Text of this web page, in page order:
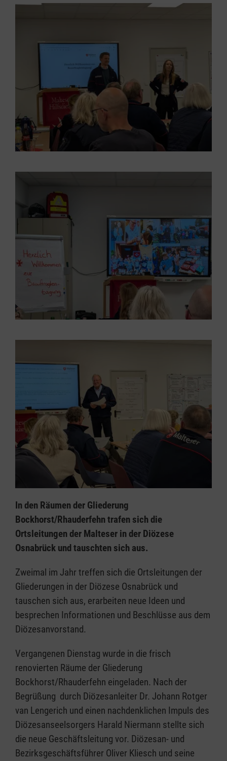
In den Räumen der Gliederung
Bockhorst/Rhauderfehn trafen sich die
Ortsleitungen der Malteser in der Diözese
Osnabrück und tauschten sich aus.
Zweimal im Jahr treffen sich die Ortsleitungen der
Gliederungen in der Diözese Osnabrück und
tauschen sich aus, erarbeiten neue Ideen und
besprechen Informationen und Beschlüsse aus dem
Diözesanvorstand.
Vergangenen Dienstag wurde in die frisch
renovierten Räume der Gliederung
Bockhorst/Rhauderfehn eingeladen. Nach der
Begrüßung durch Diözesanleiter Dr. Johann Rotger
van Lengerich und einen nachdenklichen Impuls des
Diözesanseelsorgers Harald Niermann stellte sich
die neue Geschäftsleitung vor. Diözesan- und
Bezirksgeschäftsführer Oliver Kliesch und seine